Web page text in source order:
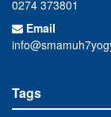
0274 373801
Email
Tags